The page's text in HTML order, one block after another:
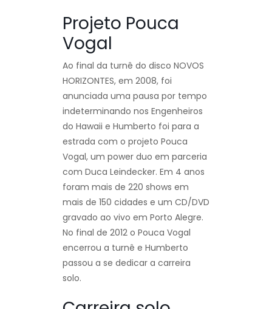
Projeto Pouca
Vogal
Ao final da turnê do disco NOVOS
HORIZONTES, em 2008, foi
anunciada uma pausa por tempo
indeterminando nos Engenheiros
do Hawaii e Humberto foi para a
estrada com o projeto Pouca
Vogal, um power duo em parceria
com Duca Leindecker. Em 4 anos
foram mais de 220 shows em
mais de 150 cidades e um CD/DVD
gravado ao vivo em Porto Alegre.
No final de 2012 o Pouca Vogal
encerrou a turnê e Humberto
passou a se dedicar a carreira
solo.